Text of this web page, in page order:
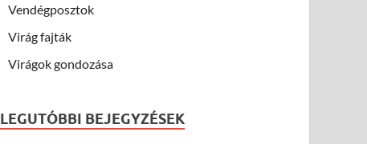
Vendégposztok
Virág fajták
Virágok gondozása
LEGUTÓBBI BEJEGYZÉSEK